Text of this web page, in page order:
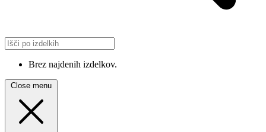
Brez najdenih izdelkov.
Close menu